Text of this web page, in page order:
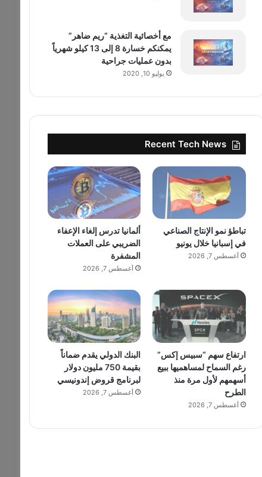
مع أخصائية التغذية “ريم ضاهر”
يمكنكم خسارة 8 إلى 13 كيلو شهرياً
بدون عمليات جراحية
يوليو 10, 2020
Recent Tech News
تباطؤ نمو الإنتاج الصناعي
في إسبانيا خلال يونيو
أغسطس 7, 2026
ألمانيا تدرس إلغاء الإعفاء
الضريبي على العملات
المشفرة
أغسطس 7, 2026
ارتفاع سهم “سبيس إكس”
رغم السماح لمساهميها ببيع
أسهمهم لأول مرة منذ
الطرح
أغسطس 7, 2026
البنك الدولي يقدم ضماناً
بقيمة 750 مليون دولار
لبرنامج قروض إندونيسي
أغسطس 7, 2026